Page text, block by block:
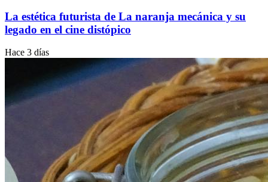
La estética futurista de La naranja mecánica y su
legado en el cine distópico
Hace 3 días